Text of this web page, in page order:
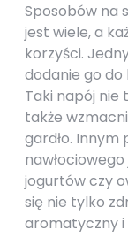
Sposobów na
jest wiele, a
korzyści.
dodanie go
Taki napój nie
także
gardło. Innym
jogurtów czy
się nie tylko
aromatyczny i